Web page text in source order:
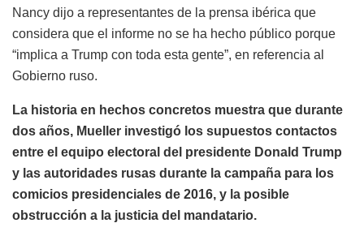
Nancy dijo a representantes de la prensa ibérica que
considera que el informe no se ha hecho público porque
“implica a Trump con toda esta gente”, en referencia al
Gobierno ruso.
La historia en hechos concretos muestra que durante
dos años, Mueller investigó los supuestos contactos
entre el equipo electoral del presidente Donald Trump
y las autoridades rusas durante la campaña para los
comicios presidenciales de 2016, y la posible
obstrucción a la justicia del mandatario.